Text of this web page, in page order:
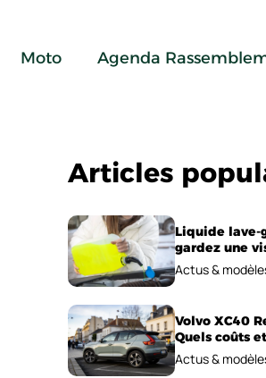
Moto Agenda
Articles
Liquide lave-
gardez une
parfaite en
Actus &
Volvo XC40
Quels coûts et
performances
électriques ?
Actus &